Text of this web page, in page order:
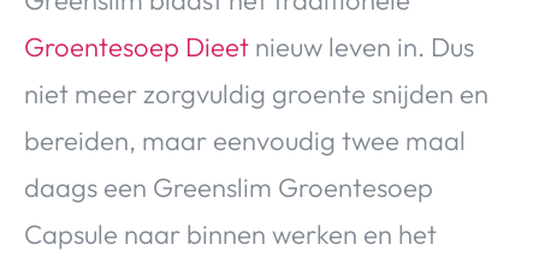
Top 5 van Valerie
Health & Beauty
Huis & Tuin
Nieuws & Media
Groentesoep Dieet nieuw leven in. Dus
niet meer zorgvuldig groente snijden en
bereiden, maar eenvoudig twee maal
daags een Greenslim Groentesoep
Capsule naar binnen werken en het